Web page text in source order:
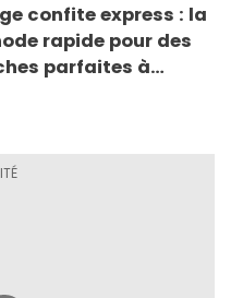
confite express : la
rapide pour des
parfaites à